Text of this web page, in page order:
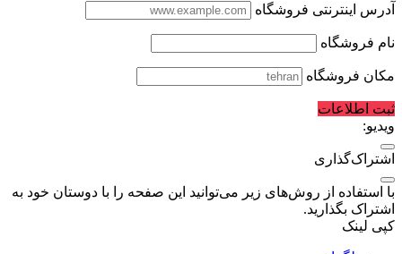
آدرس اینترنتی فروشگاه
نام فروشگاه
مکان فروشگاه
ثبت اطلاعات
ویدیو:
اشتراک‌گذاری
با استفاده از روش‌های زیر می‌توانید این صفحه را با دوستان خود به
اشتراک بگذارید.
کپی لینک